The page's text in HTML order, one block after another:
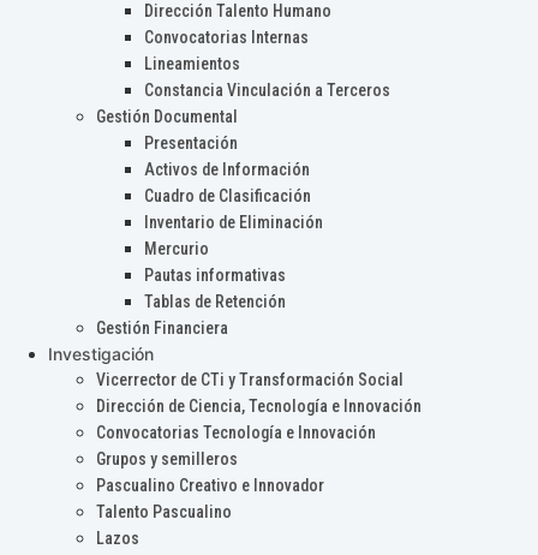
Dirección Talento Humano
Convocatorias Internas
Lineamientos
Constancia Vinculación a Terceros
Gestión Documental
Presentación
Activos de Información
Cuadro de Clasificación
Inventario de Eliminación
Mercurio
Pautas informativas
Tablas de Retención
Gestión Financiera
Investigación
Vicerrector de CTi y Transformación Social
Dirección de Ciencia, Tecnología e Innovación
Convocatorias Tecnología e Innovación
Grupos y semilleros
Pascualino Creativo e Innovador
Talento Pascualino
Lazos